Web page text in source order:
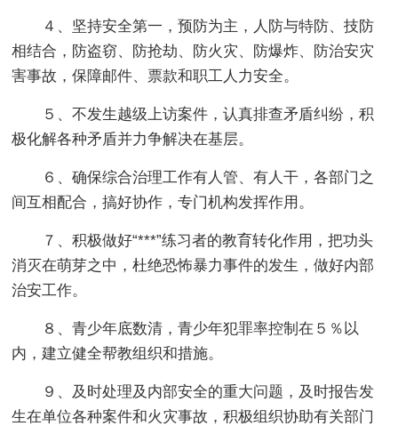
４、坚持安全第一，预防为主，人防与特防、技防
相结合，防盗窃、防抢劫、防火灾、防爆炸、防治安灾
害事故，保障邮件、票款和职工人力安全。
５、不发生越级上访案件，认真排查矛盾纠纷，积
极化解各种矛盾并力争解决在基层。
６、确保综合治理工作有人管、有人干，各部门之
间互相配合，搞好协作，专门机构发挥作用。
７、积极做好“***”练习者的教育转化作用，把功头
消灭在萌芽之中，杜绝恐怖暴力事件的发生，做好内部
治安工作。
８、青少年底数清，青少年犯罪率控制在５％以
内，建立健全帮教组织和措施。
９、及时处理及内部安全的重大问题，及时报告发
生在单位各种案件和火灾事故，积极组织协助有关部门